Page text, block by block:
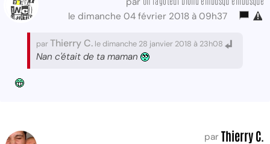
le dimanche 04 février 2018 à 09h37
parThierry C. le dimanche 28 janvier 2018 à 23h08
Nan c'était de ta maman
par Thierry C.